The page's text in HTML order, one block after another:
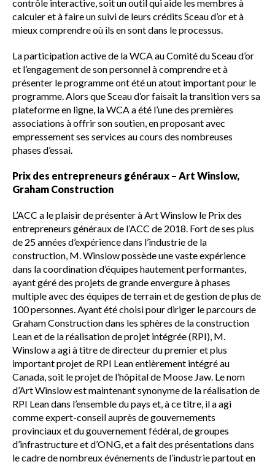
contrôle interactive, soit un outil qui aide les membres à
calculer et à faire un suivi de leurs crédits Sceau d’or et à
mieux comprendre où ils en sont dans le processus.
La participation active de la WCA au Comité du Sceau d’or
et l’engagement de son personnel à comprendre et à
présenter le programme ont été un atout important pour le
programme. Alors que Sceau d’or faisait la transition vers sa
plateforme en ligne, la WCA a été l’une des premières
associations à offrir son soutien, en proposant avec
empressement ses services au cours des nombreuses
phases d’essai.
Prix des entrepreneurs généraux – Art Winslow,
Graham Construction
L’ACC a le plaisir de présenter à Art Winslow le Prix des
entrepreneurs généraux de l’ACC de 2018. Fort de ses plus
de 25 années d’expérience dans l’industrie de la
construction, M. Winslow possède une vaste expérience
dans la coordination d’équipes hautement performantes,
ayant géré des projets de grande envergure à phases
multiple avec des équipes de terrain et de gestion de plus de
100 personnes. Ayant été choisi pour diriger le parcours de
Graham Construction dans les sphères de la construction
Lean et de la réalisation de projet intégrée (RPI), M.
Winslow a agi à titre de directeur du premier et plus
important projet de RPI Lean entièrement intégré au
Canada, soit le projet de l’hôpital de Moose Jaw. Le nom
d’Art Winslow est maintenant synonyme de la réalisation de
RPI Lean dans l’ensemble du pays et, à ce titre, il a agi
comme expert-conseil auprès de gouvernements
provinciaux et du gouvernement fédéral, de groupes
d’infrastructure et d’ONG, et a fait des présentations dans
le cadre de nombreux événements de l’industrie partout en